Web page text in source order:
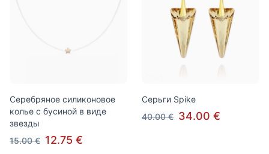
Серебряное силиконовое
колье с бусиной в виде
звезды
15.00 € 12.75 €
Серьги Spike
40.00 € 34.00 €